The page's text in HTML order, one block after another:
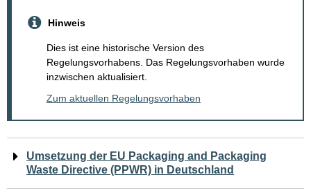
Hinweis
Dies ist eine historische Version des
Regelungsvorhabens. Das Regelungsvorhaben wurde
inzwischen aktualisiert.
Zum aktuellen Regelungsvorhaben
Navigation
für
Umsetzung der EU Packaging and Packaging
Waste Directive (PPWR) in Deutschland